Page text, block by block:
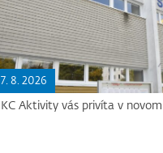
7. 8. 2026
KC Aktivity vás privíta v